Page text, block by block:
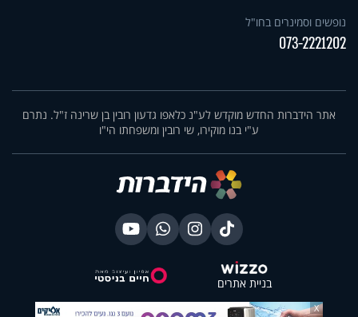
נופשים וסמינרים בחו"ל
073-2221202
אתר הידברות החדש מוקדש לע"נ כלאפו גדעון רובין בן שרינה ז"ל. נתרם
ע"י בנו מוקירו, שי רובין ומשפחתו הי"ו
בניית אתרים
X